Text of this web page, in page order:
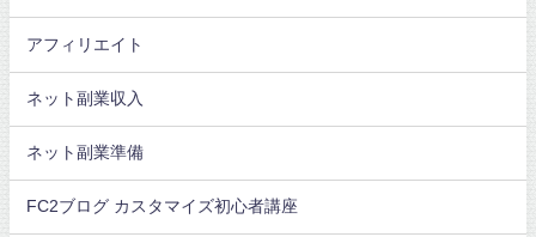
アフィリエイト
ネット副業収入
ネット副業準備
FC2ブログ カスタマイズ初心者講座